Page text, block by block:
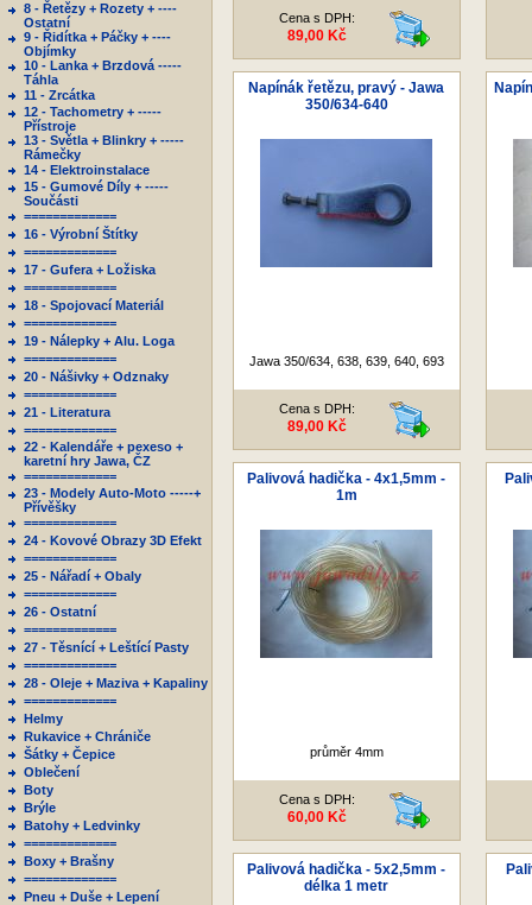
8 - Řetězy + Rozety + ----
Ostatní
9 - Řidítka + Páčky + ----
Objímky
10 - Lanka + Brzdová -----
Táhla
11 - Zrcátka
12 - Tachometry + -----
Přístroje
13 - Světla + Blinkry + -----
Rámečky
14 - Elektroinstalace
15 - Gumové Díly + -----
Součásti
=============
16 - Výrobní Štítky
=============
17 - Gufera + Ložiska
=============
18 - Spojovací Materiál
=============
19 - Nálepky + Alu. Loga
=============
20 - Nášivky + Odznaky
=============
21 - Literatura
=============
22 - Kalendáře + pexeso +
karetní hry Jawa, ČZ
=============
23 - Modely Auto-Moto -----+
Přívěšky
=============
24 - Kovové Obrazy 3D Efekt
=============
25 - Nářadí + Obaly
=============
26 - Ostatní
=============
27 - Těsnící + Leštící Pasty
=============
28 - Oleje + Maziva + Kapaliny
=============
Helmy
Rukavice + Chrániče
Šátky + Čepice
Oblečení
Boty
Brýle
Batohy + Ledvinky
=============
Boxy + Brašny
=============
Pneu + Duše + Lepení
Cena s DPH:
89,00 Kč
Napínák řetězu, pravý - Jawa
350/634-640
Jawa 350/634, 638, 639, 640, 693
Cena s DPH:
89,00 Kč
Palivová hadička - 4x1,5mm -
1m
průměr 4mm
Cena s DPH:
60,00 Kč
Palivová hadička - 5x2,5mm -
délka 1 metr